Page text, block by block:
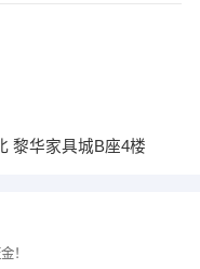
黎华家具城B座4楼
！